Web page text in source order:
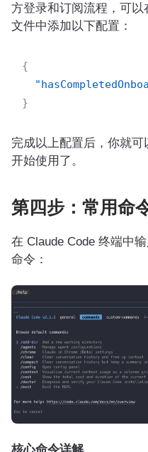
方登录和订阅流程，可以
文件中添加以下配置：
{
}
完成以上配置后，你就可
开始使用了。
第四步：常用命
在 Claude Code 终端中输
命令：
核心命令详解